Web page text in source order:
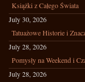
Książki z Całego Świata
July 30, 2026
Tatuażowe Historie i
July 28, 2026
Pomysły na Weekend i
July 28, 2026